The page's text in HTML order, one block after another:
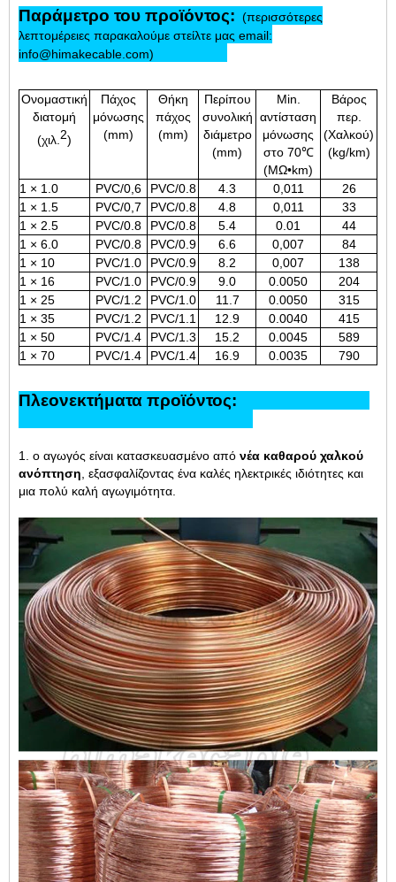
Παράμετρο του προϊόντος: (περισσότερες
λεπτομέρειες παρακαλούμε στείλτε μας email:
info@himakecable.com)
Ονομαστική
διατομή
(χιλ.2)
Πάχος
μόνωσης
(mm)
Θήκη
πάχος
(mm)
Περίπου
συνολική
διάμετρο
(mm)
Min.
αντίσταση
μόνωσης
στο 70℃
(MΩ•km)
Βάρος
περ.
(Χαλκού)
(kg/km)
1 × 1.0 PVC/0,6 PVC/0.8 4.3 0,011
26
1 × 1.5
PVC/0,7 PVC/0.8 4.8 0,011
33
1 × 2.5
PVC/0.8 PVC/0.8 5.4 0.01
44
1 × 6.0
PVC/0.8 PVC/0.9 6.6 0,007
84
1 × 10
PVC/1.0 PVC/0.9 8.2 0,007
138
1 × 16
PVC/1.0 PVC/0.9 9.0 0.0050
204
1 × 25
PVC/1.2 PVC/1.0 11.7 0.0050
315
1 × 35
PVC/1.2 PVC/1.1 12.9 0.0040
415
1 × 50
PVC/1.4 PVC/1.3 15.2 0.0045
589
1 × 70
PVC/1.4 PVC/1.4 16.9 0.0035 790
Πλεονεκτήματα προϊόντος:
1. ο αγωγός είναι κατασκευασμένο από νέα καθαρού χαλκού
ανόπτηση , εξασφαλίζοντας ένα καλές ηλεκτρικές ιδιότητες και
μια πολύ καλή αγωγιμότητα.